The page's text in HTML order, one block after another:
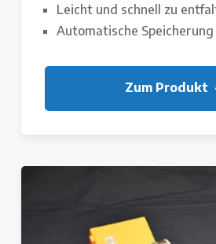
Leicht und schnell zu
Automatische
Zum Produkt